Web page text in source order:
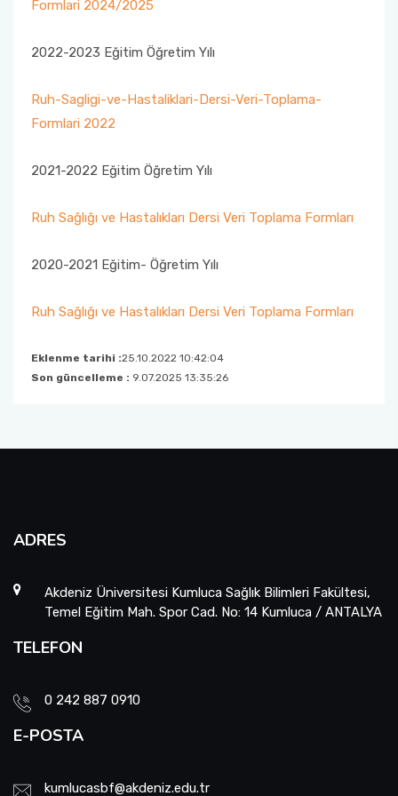
Formlari 2024/2025
2022-2023 Eğitim Öğretim Yılı
Ruh-Sagligi-ve-Hastaliklari-Dersi-Veri-Toplama-
Formlari 2022
2021-2022 Eğitim Öğretim Yılı
Ruh Sağlığı ve Hastalıkları Dersi Veri Toplama Formları
2020-2021 Eğitim- Öğretim Yılı
Ruh Sağlığı ve Hastalıkları Dersi Veri Toplama Formları
Eklenme tarihi :25.10.2022 10:42:04
Son güncelleme : 9.07.2025 13:35:26
ADRES
Akdeniz Üniversitesi Kumluca Sağlık Bilimleri Fakültesi,
Temel Eğitim Mah. Spor Cad. No: 14 Kumluca / ANTALYA
TELEFON
0 242 887 0910
E-POSTA
kumlucasbf@akdeniz.edu.tr
Fakülte Faaliyet Raporları
Komisyonlar
Komisyonu
Program Değerlendirme Komisyonu
Ulusal/ Uluslararası İlişkiler Koordinatörlüğü
Psikiyatri Hemşireliği Anabilim Dalı Formları
Halk Sağlığı Hemşireliği Anabilim Dalı Formları
Genel Intörnlük Dersi
‘’Sahada Çocukla Çalışmak’’ konulu seminer ve
Akran Yönderliği
Öğrenci Uyum Programı
Öğrenci Çalıştayları
Değişim Programları
Sosyal Transkript
Kalite Yönetim Sistemi Revizyon Tablosu
Düzeltici Önleyici Faaliyetler